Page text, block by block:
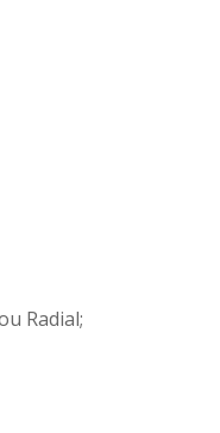
Radial;